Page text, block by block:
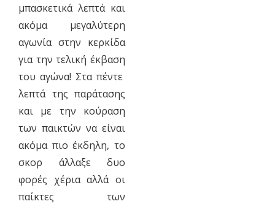
μπασκετικά λεπτά και
ακόμα μεγαλύτερη
αγωνία στην κερκίδα
για την τελική έκβαση
του αγώνα! Στα πέντε
λεπτά της παράτασης
και με την κούραση
των παικτών να είναι
ακόμα πιο έκδηλη, το
σκορ άλλαξε δυο
φορές χέρια αλλά οι
παίκτες των